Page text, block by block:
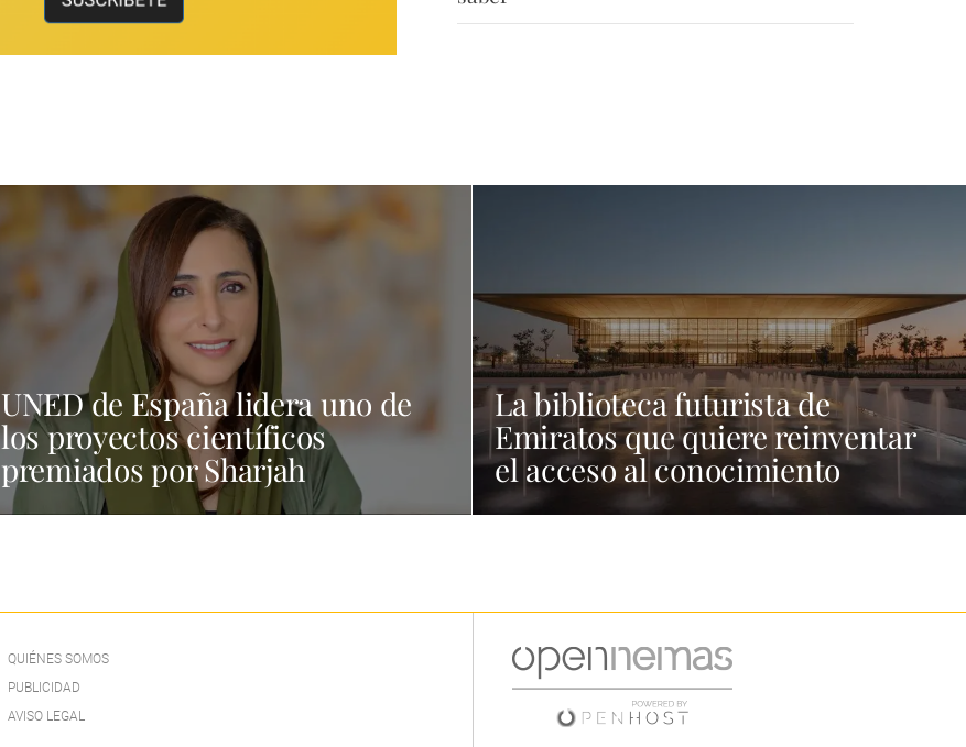
UNED de España lidera uno de
los proyectos científicos
premiados por Sharjah
La biblioteca futurista de
Emiratos que quiere reinventar
el acceso al conocimiento
QUIÉNES SOMOS
PUBLICIDAD
AVISO LEGAL